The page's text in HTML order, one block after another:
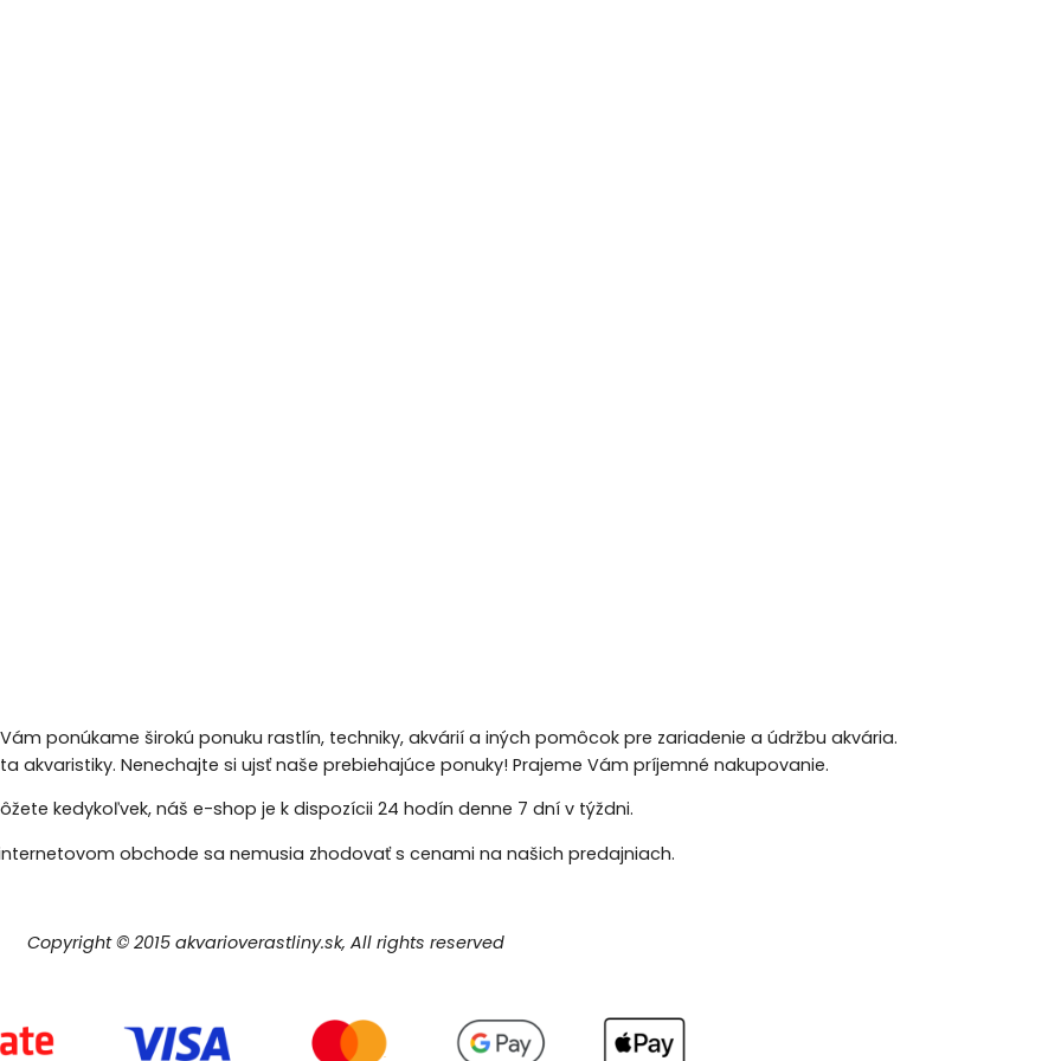
Vám ponúkame širokú ponuku rastlín, techniky, akvárií a iných pomôcok pre zariadenie a údržbu akvária.
akvaristiky. Nenechajte si ujsť naše prebiehajúce ponuky! Prajeme Vám príjemné nakupovanie.
kedykoľvek, náš e-shop je k dispozícii 24 hodín denne 7 dní v týždni.
obchode sa nemusia zhodovať s cenami na našich predajniach.
Copyright © 2015 akvarioverastliny.sk, All rights reserved